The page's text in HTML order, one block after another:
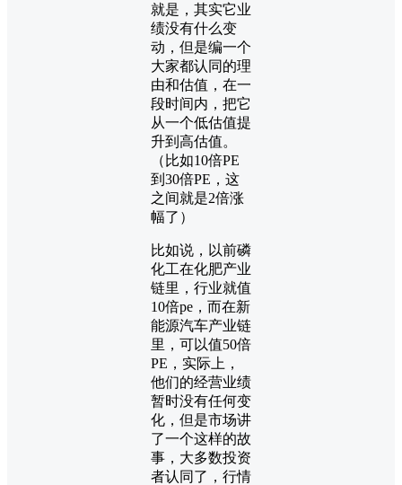
就是，其实它业
绩没有什么变
动，但是编一个
大家都认同的理
由和估值，在一
段时间内，把它
从一个低估值提
升到高估值。
（比如10倍PE
到30倍PE，这
之间就是2倍涨
幅了）
比如说，以前磷
化工在化肥产业
链里，行业就值
10倍pe，而在新
能源汽车产业链
里，可以值50倍
PE，实际上，
他们的经营业绩
暂时没有任何变
化，但是市场讲
了一个这样的故
事，大多数投资
者认同了，行情